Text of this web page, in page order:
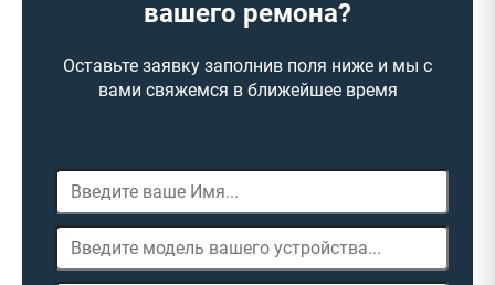
вашего ремона?
Оставьте заявку заполнив поля ниже и мы с
вами свяжемся в ближейшее время